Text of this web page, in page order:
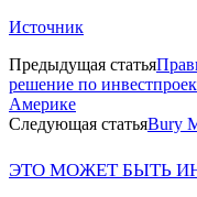
Источник
Предыдущая статья
решение по
Америке
Следующая статьяBury
ЭТО МОЖЕТ БЫТЬ